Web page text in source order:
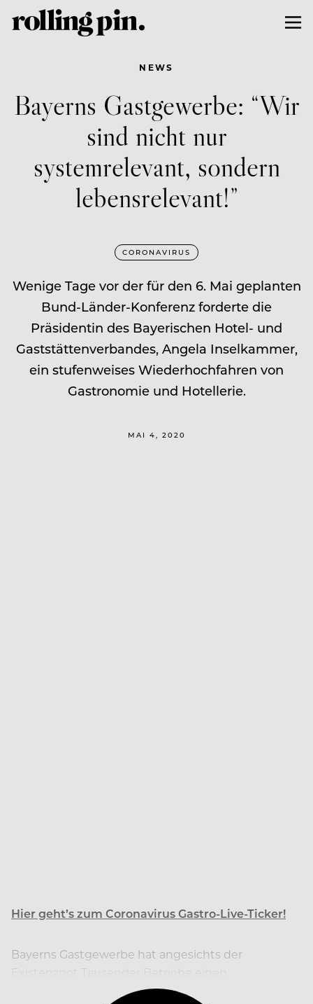
NEWS
Bayerns Gastgewerbe: “Wir
sind nicht nur
systemrelevant, sondern
lebensrelevant!”
CORONAVIRUS
Wenige Tage vor der für den 6. Mai geplanten
Bund-Länder-Konferenz forderte die
Präsidentin des Bayerischen Hotel- und
Gaststättenverbandes, Angela Inselkammer,
ein stufenweises Wiederhochfahren von
Gastronomie und Hotellerie.
MAI 4, 2020
Hier geht’s zum Coronavirus Gastro-Live-Ticker!
Bayerns Gastgewerbe hat angesichts der
dramatischen Appell an die Politik gerichtet.